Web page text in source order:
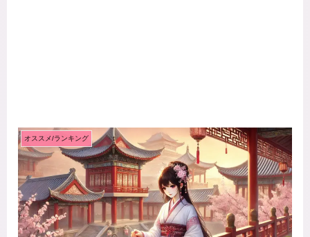
オススメ/ランキング